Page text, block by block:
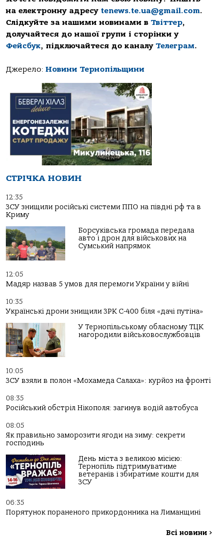
на електронну адресу tenews.te.ua@gmail.com.
Слідкуйте за нашими новинами в Твіттер,
долучайтеся до нашої групи і сторінки у
Фейсбук, підключайтеся до каналу Телеграм.
Джерело: Новини Тернопільщини
СТРІЧКА НОВИН
12:35
ЗСУ знищили російські системи ППО на півдні рф та в
Криму
Борсуківська громада передала
авто і дрон для військових на
Сумський напрямок
12:05
Мадяр назвав 5 умов для перемоги України у війні
10:35
Українські дрони знищили ЗРК С-400 біля «дачі путіна»
У Тернопільському обласному ТЦК
нагородили військовослужбовців
10:05
ЗСУ взяли в полон «Мохамеда Салаха»: курйоз на фронті
08:35
Російський обстріл Нікополя: загинув водій автобуса
08:05
Як правильно заморозити ягоди на зиму: секрети
господинь
День міста з великою місією:
Тернопіль підтримуватиме
ветеранів і збиратиме кошти для
ЗСУ
06:35
Порятунок пораненого прикордонника на Лиманщині
Всі новини >